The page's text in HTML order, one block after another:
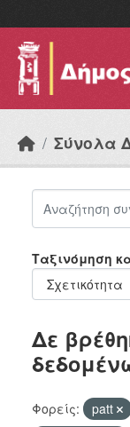
Σύνολα
Ταξινόμηση
Δε
Φορείς: patt